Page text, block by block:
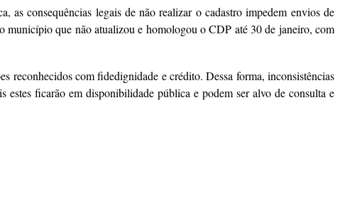
consequências legais de não realizar o cadastro impedem envios de
município que não atualizou e homologou o CDP até 30 de janeiro, com
reconhecidos com fidedignidade e crédito. Dessa forma, inconsistências
estes ficarão em disponibilidade pública e podem ser alvo de consulta e